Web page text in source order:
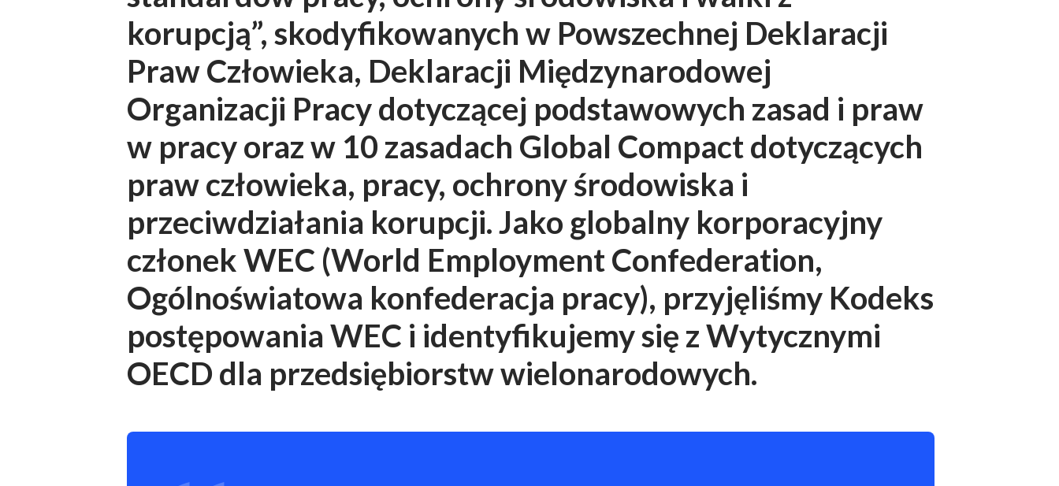
korupcją”, skodyfikowanych w Powszechnej Deklaracji
Praw Człowieka, Deklaracji Międzynarodowej
Organizacji Pracy dotyczącej podstawowych zasad i praw
w pracy oraz w 10 zasadach Global Compact dotyczących
praw człowieka, pracy, ochrony środowiska i
przeciwdziałania korupcji. Jako globalny korporacyjny
członek WEC (World Employment Confederation,
Ogólnoświatowa konfederacja pracy), przyjęliśmy Kodeks
postępowania WEC i identyfikujemy się z Wytycznymi
OECD dla przedsiębiorstw wielonarodowych.